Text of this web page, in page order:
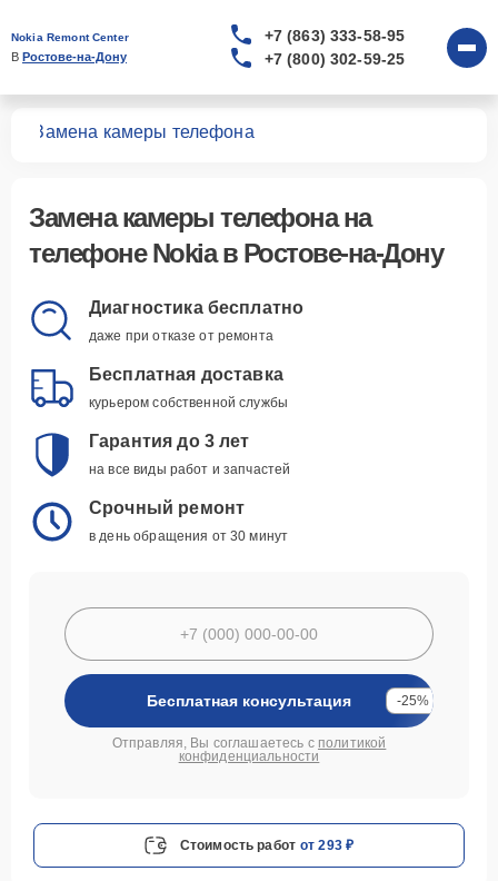
Nokia Remont Center
В Ростове-на-Дону
+7 (863) 333-58-95
+7 (800) 302-59-25
Замена камеры телефона
Замена камеры телефонана
телефоне Nokia в Ростове-на-Дону
Диагностика бесплатно
даже при отказе от ремонта
Бесплатная доставка
курьером собственной службы
Гарантия до 3 лет
на все виды работ и запчастей
Срочный ремонт
в день обращения от 30 минут
Бесплатная консультация -25%
Отправляя, Вы соглашаетесь с политикой
конфиденциальности
Стоимость работ от 293 ₽